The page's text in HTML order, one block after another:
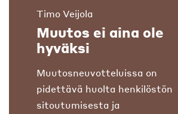
Timo Veijola
Muutos ei aina ole
hyväksi
Muutosneuvotteluissa on
pidettävä huolta henkilöstön
sitoutumisesta ja